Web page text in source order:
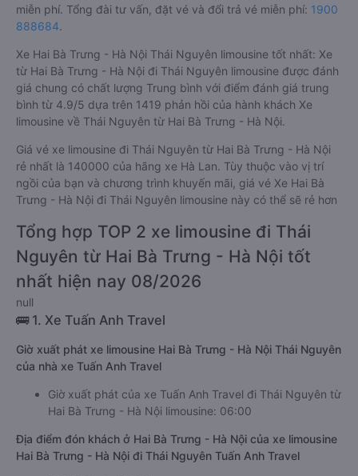
miễn phí. Tổng đài tư vấn, đặt vé và đổi trả vé miễn phí: 1900
888684.
Xe Hai Bà Trưng - Hà Nội Thái Nguyên limousine tốt nhất: Xe
từ Hai Bà Trưng - Hà Nội đi Thái Nguyên limousine được đánh
giá chung có chất lượng Trung bình với điểm đánh giá trung
bình từ 4.9/5 dựa trên 1419 phản hồi của hành khách Xe
limousine về Thái Nguyên từ Hai Bà Trưng - Hà Nội.
Giá vé xe limousine đi Thái Nguyên từ Hai Bà Trưng - Hà Nội
rẻ nhất là 140000 của hãng xe Hà Lan. Tùy thuộc vào vị trí
ngồi của bạn và chương trình khuyến mãi, giá vé Xe Hai Bà
Trưng - Hà Nội đi Thái Nguyên limousine này có thể sẽ rẻ hơn
Tổng hợp TOP 2 xe limousine đi Thái
Nguyên từ Hai Bà Trưng - Hà Nội tốt
nhất hiện nay 08/2026
null
🚌 1. Xe Tuấn Anh Travel
Giờ xuất phát xe limousine Hai Bà Trưng - Hà Nội Thái Nguyên
của nhà xe Tuấn Anh Travel
Giờ xuất phát của xe Tuấn Anh Travel đi Thái Nguyên từ
Hai Bà Trưng - Hà Nội limousine: 06:00
Địa điểm đón khách ở Hai Bà Trưng - Hà Nội của xe limousine
Hai Bà Trưng - Hà Nội đi Thái Nguyên Tuấn Anh Travel